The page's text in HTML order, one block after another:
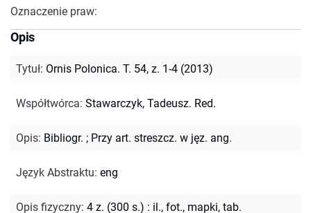
Oznaczenie praw:
Opis
Tytuł: Ornis Polonica. T. 54, z. 1-4 (2013)
Współtwórca: Stawarczyk, Tadeusz. Red.
Opis: Bibliogr. ; Przy art. streszcz. w jęz. ang.
Język Abstraktu: eng
Opis fizyczny: 4 z. (300 s.) : il., fot., mapki, tab.